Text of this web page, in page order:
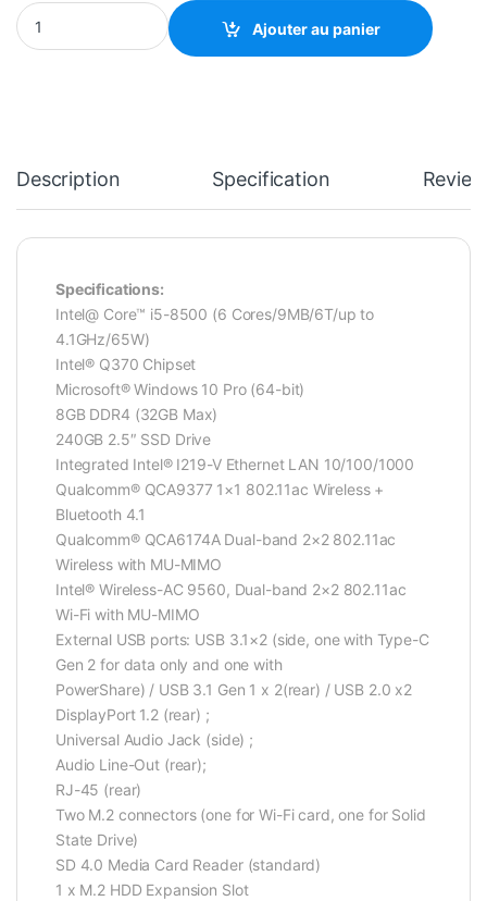
Dell OptiPlex 5260 All In One i5 8th / 8GB / 256GB SSD (Remis a
Ajouter au panier
Description Specification
Specifications:
Intel@ Core™ i5-8500 (6 Cores/9MB/6T/up to
4.1GHz/65W)
Intel® Q370 Chipset
Microsoft® Windows 10 Pro (64-bit)
8GB DDR4 (32GB Max)
240GB 2.5″ SSD Drive
Integrated Intel® I219-V Ethernet LAN 10/100/1000
Qualcomm® QCA9377 1×1 802.11ac Wireless +
Bluetooth 4.1
Qualcomm® QCA6174A Dual-band 2×2 802.11ac
Wireless with MU-MIMO
Intel® Wireless-AC 9560, Dual-band 2×2 802.11ac
Wi-Fi with MU-MIMO
External USB ports: USB 3.1×2 (side, one with Type-C
Gen 2 for data only and one with
PowerShare) / USB 3.1 Gen 1 x 2(rear) / USB 2.0 x2
DisplayPort 1.2 (rear) ;
Universal Audio Jack (side) ;
Audio Line-Out (rear);
RJ-45 (rear)
Two M.2 connectors (one for Wi-Fi card, one for Solid
State Drive)
SD 4.0 Media Card Reader (standard)
1 x M.2 HDD Expansion Slot